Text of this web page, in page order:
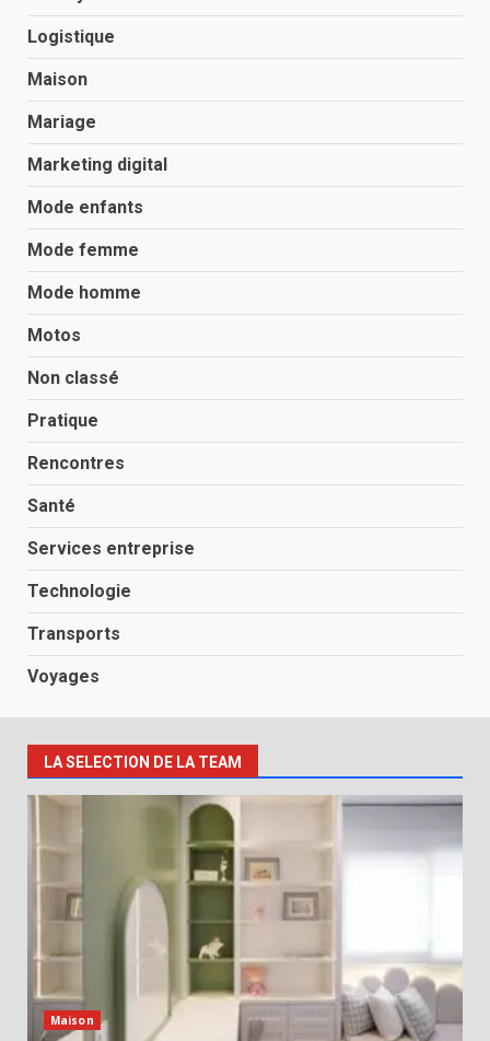
Logistique
Maison
Mariage
Marketing digital
Mode enfants
Mode femme
Mode homme
Motos
Non classé
Pratique
Rencontres
Santé
Services entreprise
Technologie
Transports
Voyages
LA SELECTION DE LA TEAM
Maison